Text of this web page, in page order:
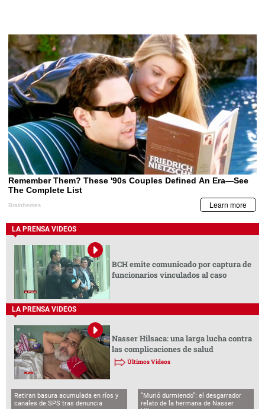
LA PRENSA VIDEOS
BCH emite comunicado por captura de
funcionarios vinculados al caso
LA PRENSA VIDEOS
Nasser Hilsaca: una larga lucha contra
las complicaciones de salud
Últimos Videos
Retiran basura acumulada en ríos y
canales de SPS tras denuncia
“Murió durmiendo”: el desgarrador
relato de la hermana de Nasser